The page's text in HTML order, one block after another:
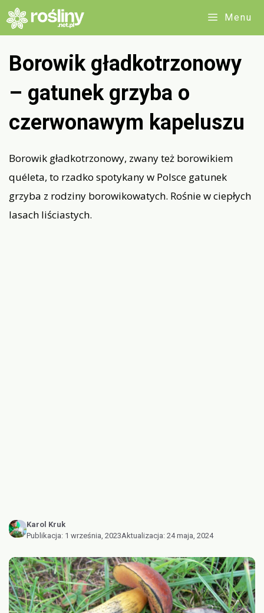
Przejdź
do
Menu
Borowik gładkotrzonowy
– gatunek grzyba o
czerwonawym kapeluszu
Borowik gładkotrzonowy, zwany też borowikiem
quéleta, to rzadko spotykany w Polsce gatunek
grzyba z rodziny borowikowatych. Rośnie w ciepłych
lasach liściastych.
Karol Kruk
Publikacja: 1 września, 2023Aktualizacja: 24 maja, 2024